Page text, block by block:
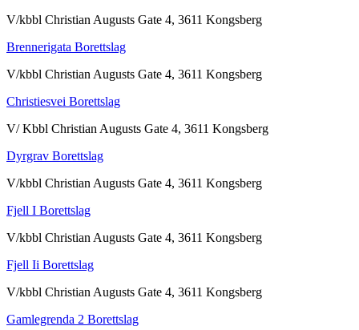
V/kbbl Christian Augusts Gate 4, 3611 Kongsberg
Brennerigata Borettslag
V/kbbl Christian Augusts Gate 4, 3611 Kongsberg
Christiesvei Borettslag
V/ Kbbl Christian Augusts Gate 4, 3611 Kongsberg
Dyrgrav Borettslag
V/kbbl Christian Augusts Gate 4, 3611 Kongsberg
Fjell I Borettslag
V/kbbl Christian Augusts Gate 4, 3611 Kongsberg
Fjell Ii Borettslag
V/kbbl Christian Augusts Gate 4, 3611 Kongsberg
Gamlegrenda 2 Borettslag